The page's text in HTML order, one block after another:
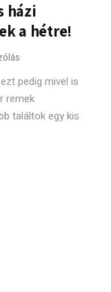
házi
a hétre!
pedig mivel is
remek
találtok egy kis